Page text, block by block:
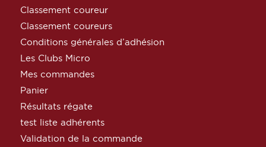
Classement coureur
Classement coureurs
Conditions générales d’adhésion
Les Clubs Micro
Mes commandes
Panier
Résultats régate
test liste adhérents
Validation de la commande